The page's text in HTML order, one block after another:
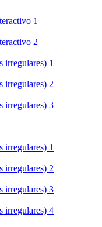
1
2
irregulares) 1
irregulares) 2
irregulares) 3
irregulares) 1
irregulares) 2
irregulares) 3
irregulares) 4